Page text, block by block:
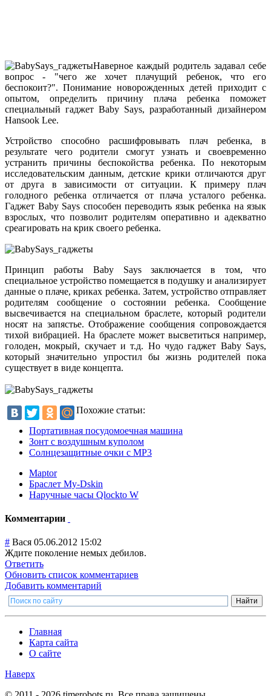
Наверное каждый родитель задавал себе
вопрос - "чего же хочет плачущий ребенок, что его
беспокоит?". Понимание новорожденных детей приходит с
опытом, определить причину плача ребенка поможет
специальный гаджет Baby Says, разработанный дизайнером
Hansook Lee.
Устройство способно расшифровывать плач ребенка, в
результате чего родители смогут узнать и своевременно
устранить причины беспокойства ребенка. По некоторым
исследовательским данным, детские крики отличаются друг
от друга в зависимости от ситуации. К примеру плач
голодного ребенка отличается от плача усталого ребенка.
Гаджет Baby Says способен переводить язык ребенка на язык
взрослых, что позволит родителям оперативно и адекватно
среагировать на крик своего ребенка.
Принцип работы Baby Says заключается в том, что
специальное устройство помещается в подушку и анализирует
данные о плаче, криках ребенка. Затем, устройство отправляет
родителям сообщение о состоянии ребенка. Сообщение
высвечивается на специальном браслете, который родители
носят на запястье. Отображение сообщения сопровождается
тихой вибрацией. На браслете может высветиться например,
голоден, мокрый, скучает и т.д. Но чудо гаджет Baby Says,
который значительно упростил бы жизнь родителей пока
существует в виде концепта.
Похожие статьи:
Портативная посудомоечная машина
Зонт с воздушным куполом
Солнцезащитные очки c MP3
Maptor
Браслет My-Dskin
Наручные часы Qlockto W
Комментарии
# Вася 05.06.2012 15:02
Ждите поколение немых дебилов.
Ответить
Обновить список комментариев
Добавить комментарий
Главная
Карта сайта
О сайте
Наверх